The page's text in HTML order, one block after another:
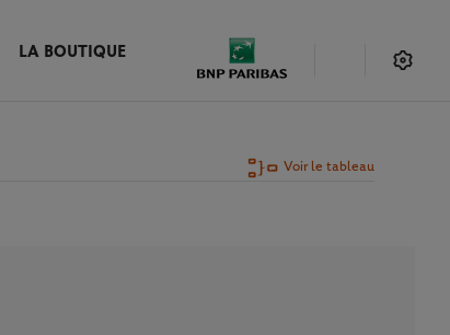
LA BOUTIQUE
Voir le tableau